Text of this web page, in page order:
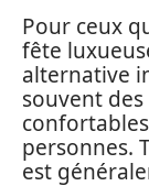
Pour ceux
fête
alternative
souvent
personnes.
est